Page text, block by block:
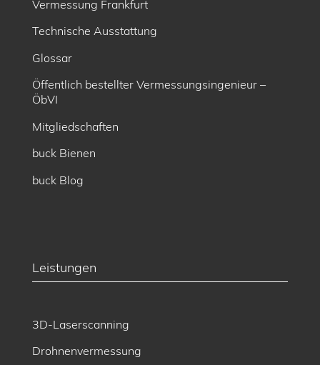
Vermessung Frankfurt
Technische Ausstattung
Glossar
Öffentlich bestellter Vermessungsingenieur –
ÖbVI
Mitgliedschaften
buck Bienen
buck Blog
Leistungen
3D-Laserscanning
Drohnenvermessung